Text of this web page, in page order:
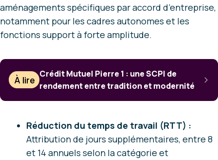
aménagements spécifiques par accord d’entreprise,
notamment pour les cadres autonomes et les
fonctions support à forte amplitude.
À lire
Crédit Mutuel Pierre 1 : une SCPI de
rendement entre tradition et modernité
Réduction du temps de travail (RTT) :
Attribution de jours supplémentaires, entre 8
et 14 annuels selon la catégorie et